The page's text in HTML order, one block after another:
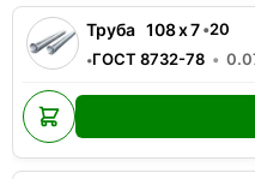
Труба 108x7•20
•ГОСТ 8732-78